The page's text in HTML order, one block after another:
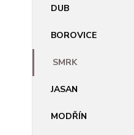
DUB
BOROVICE
SMRK
JASAN
MODŘÍN